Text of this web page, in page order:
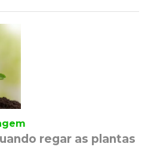
regar as plantas